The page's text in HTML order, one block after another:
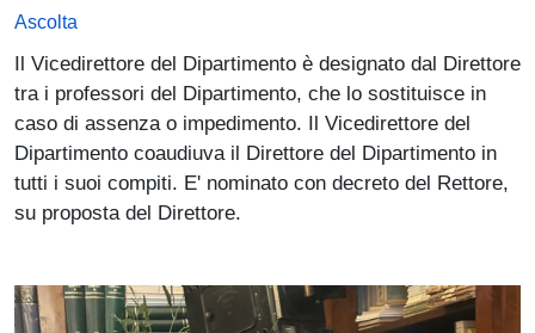
Ascolta
Il Vicedirettore del Dipartimento è designato dal Direttore
tra i professori del Dipartimento, che lo sostituisce in
caso di assenza o impedimento. Il Vicedirettore del
Dipartimento coaudiuva il Direttore del Dipartimento in
tutti i suoi compiti. E' nominato con decreto del Rettore,
su proposta del Direttore.
Immagine